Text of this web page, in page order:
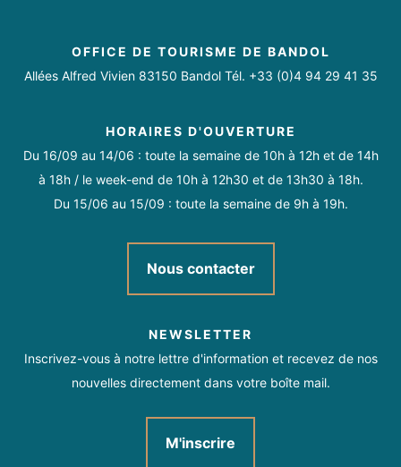
à 19h
Ouvert de 09h à 12h30 et de 15h
Samedi
à 19h
Dimanche Fermé
Dimanche sur rendez-vous.
Boutique Documentation Touristique
Vente sur les marchés Exportation internationale
Livraison à domicile Boutique en ligne
Dégustation de produits Expositions temporaires
Moyens de paiement
https://fr-fr.facebook.com/Domaine-de-lEstagnol-
412512092190882/
OFFICE DE TOURISME DE BANDOL
Allées Alfred Vivien 83150 Bandol Tél. +33 (0)4 94 29 41 35
HORAIRES D'OUVERTURE
Du 16/09 au 14/06 : toute la semaine de 10h à 12h et de 14h
à 18h / le week-end de 10h à 12h30 et de 13h30 à 18h.
Du 15/06 au 15/09 : toute la semaine de 9h à 19h.
Nous contacter
NEWSLETTER
Inscrivez-vous à notre lettre d'information et recevez de nos
nouvelles directement dans votre boîte mail.
M'inscrire